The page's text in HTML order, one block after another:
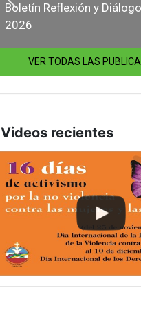
Boletín Reflexión y
2026
VER TODAS LAS
Videos recientes